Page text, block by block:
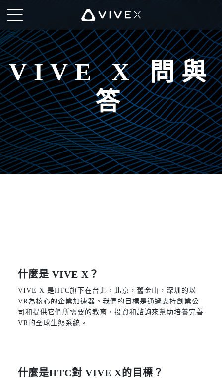
HTC
VIVE
|
VIVE
X
創
VIVE X 問與
答
什麼是 VIVE X？
VIVE X 是HTC旗下在台北，北京，舊金山，深圳的以
VR為核心的企業加速器。我們的目標是通過支持創業公
司和提供它們所需要的教育，投資和諮詢來幫助培養完善
VR的全球生態系統。
什麼是HTC對 VIVE X的目標？